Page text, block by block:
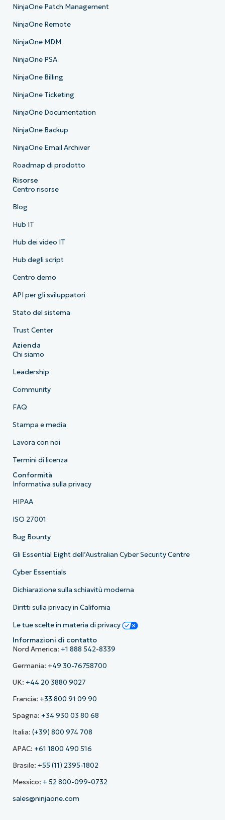
NinjaOne Patch Management
NinjaOne Remote
NinjaOne MDM
NinjaOne PSA
NinjaOne Billing
NinjaOne Ticketing
NinjaOne Documentation
NinjaOne Backup
NinjaOne Email Archiver
Roadmap di prodotto
Risorse
Centro risorse
Blog
Hub IT
Hub dei video IT
Hub degli script
Centro demo
API per gli sviluppatori
Stato del sistema
Trust Center
Azienda
Chi siamo
Leadership
Community
FAQ
Stampa e media
Lavora con noi
Termini di licenza
Conformità
Informativa sulla privacy
HIPAA
ISO 27001
Bug Bounty
Gli Essential Eight dell’Australian Cyber Security Centre
Cyber Essentials
Dichiarazione sulla schiavitù moderna
Diritti sulla privacy in California
Le tue scelte in materia di privacy
Informazioni di contatto
Nord America: +1 888 542-8339
Germania: +49 30-76758700
UK: +44 20 3880 9027
Francia: +33 800 91 09 90
Spagna: +34 930 03 80 68
Italia: (+39) 800 974 708
APAC: +61 1800 490 516
Brasile: +55 (11) 2395-1802
Messico: + 52 800-099-0732
sales@ninjaone.com